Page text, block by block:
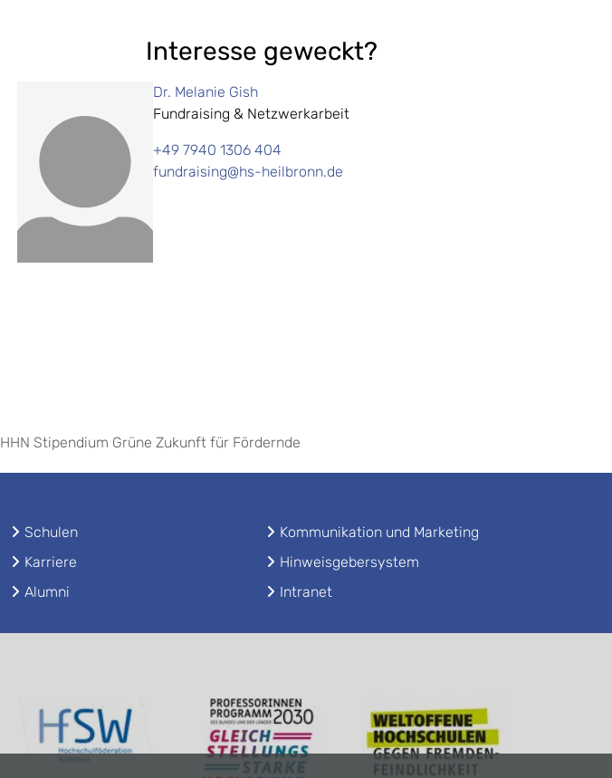
Interesse geweckt?
Dr. Melanie Gish
Fundraising & Netzwerkarbeit
+49 7940 1306 404
fundraising@hs-heilbronn.de
HHN Stipendium Grüne Zukunft für Fördernde
Schulen
Karriere
Alumni
Kommunikation und Marketing
Hinweisgebersystem
Intranet